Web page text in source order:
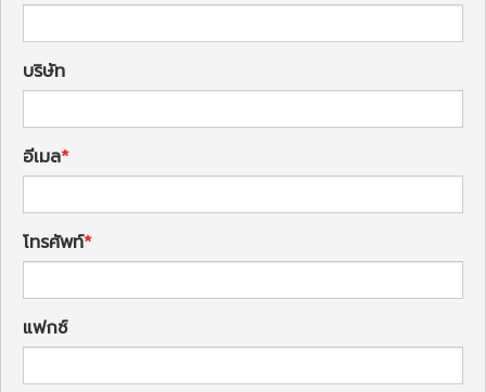
บริษัท
อีเมล
โทรศัพท์
แฟกซ์